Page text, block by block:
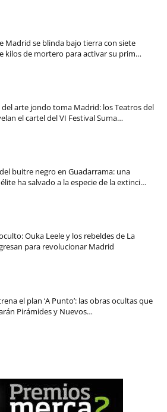
Madrid se blinda bajo tierra con siete
kilos de mortero para activar su prim…
del arte jondo toma Madrid: los Teatros del
el cartel del VI Festival Suma…
buitre negro en Guadarrama: una
ha salvado a la especie de la extinci…
Ouka Leele y los rebeldes de La
para revolucionar Madrid
el plan ‘A Punto’: las obras ocultas que
Pirámides y Nuevos…